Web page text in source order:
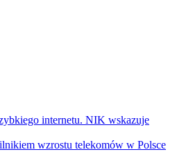
internetu. NIK wskazuje
wzrostu telekomów w Polsce